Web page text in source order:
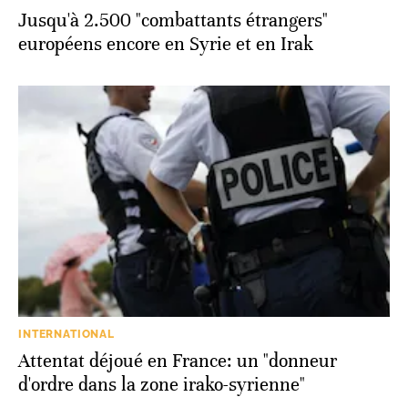
Jusqu'à 2.500 "combattants étrangers"
européens encore en Syrie et en Irak
INTERNATIONAL
Attentat déjoué en France: un "donneur
d'ordre dans la zone irako-syrienne"